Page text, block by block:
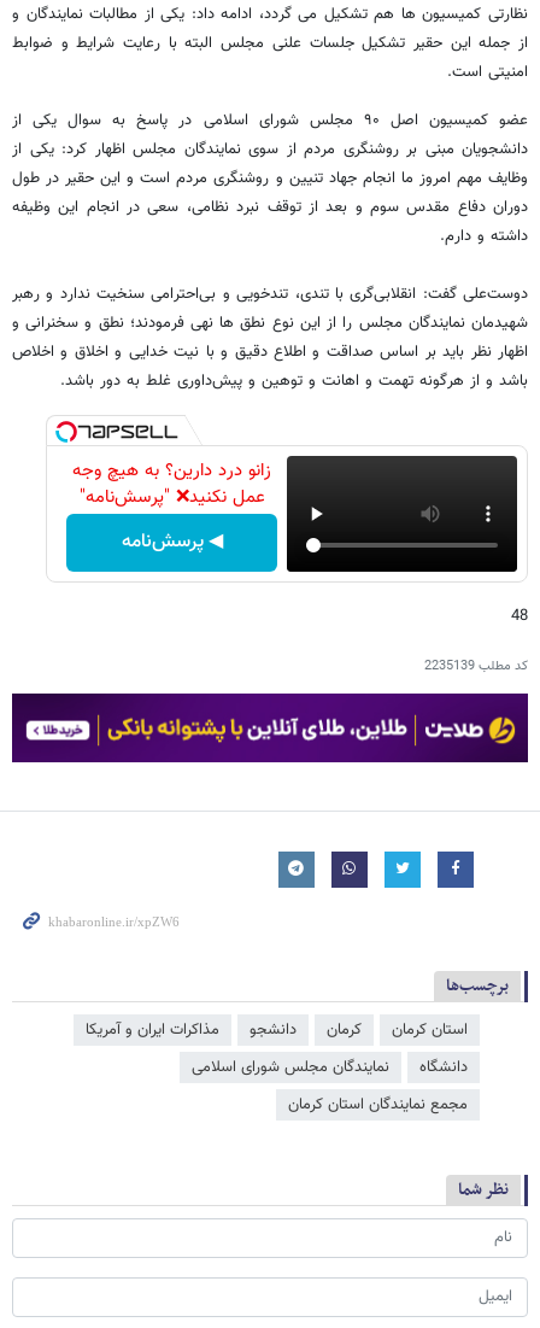
نظارتی کمیسیون ها هم تشکیل می گردد، ادامه داد: یکی از مطالبات نمایندگان و
از جمله این حقیر تشکیل جلسات علنی مجلس البته با رعایت شرایط و ضوابط
امنیتی است.
عضو کمیسیون اصل ۹۰ مجلس شورای اسلامی در پاسخ به سوال یکی از
دانشجویان مبنی بر روشنگری مردم از سوی نمایندگان مجلس اظهار کرد: یکی از
وظایف مهم امروز ما انجام جهاد تنیین و روشنگری مردم است و این حقیر در طول
دوران دفاع مقدس سوم و بعد از توقف نبرد نظامی، سعی در انجام این وظیفه
داشته و دارم.
دوست‌علی گفت: انقلابی‌گری با تندی، تندخویی و بی‌احترامی سنخیت ندارد و رهبر
شهیدمان نمایندگان مجلس را از این نوع نطق ها نهی فرمودند؛ نطق‌ و سخنرانی و
اظهار نظر باید بر اساس صداقت و اطلاع دقیق و با نیت خدایی و اخلاق و اخلاص
باشد و از هرگونه تهمت و اهانت و توهین و پیش‌داوری غلط به دور باشد.
زانو درد دارین؟ به هیچ وجه
عمل نکنید❌ "پرسش‌نامه"
◀ پرسش‌نامه
48
کد مطلب2235139
برچسب‌ها
استان کرمان کرمان دانشجو
مذاکرات ایران و آمریکا
دانشگاه
نمایندگان مجلس شورای اسلامی
مجمع نمایندگان استان کرمان
نظر شما